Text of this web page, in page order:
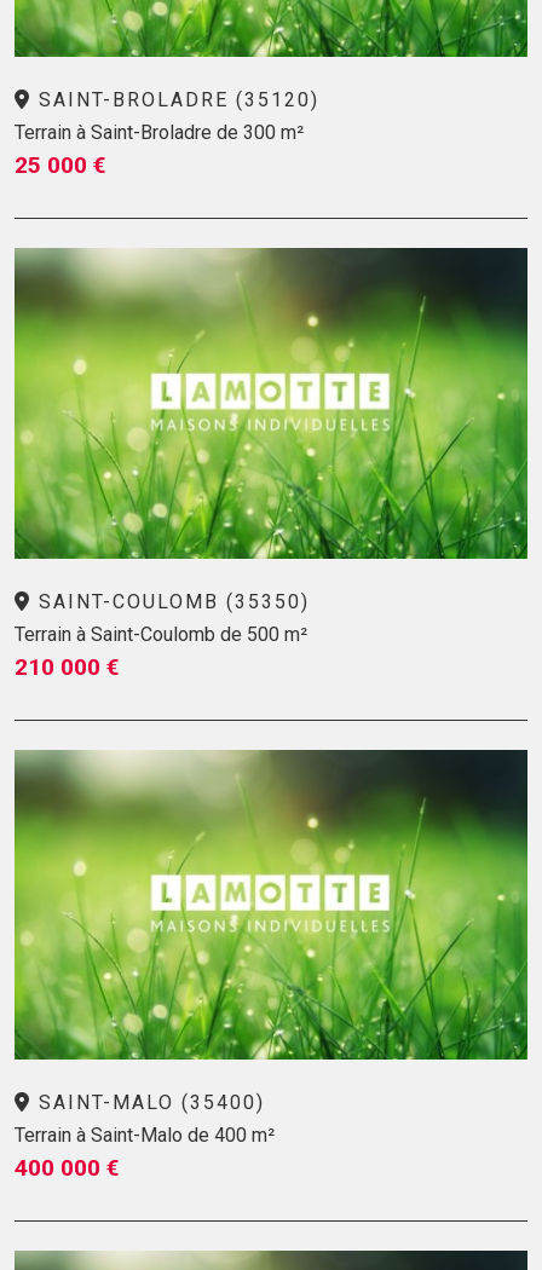
SAINT-BROLADRE (35120)
Terrain à Saint-Broladre de 300 m²
25 000 €
SAINT-COULOMB (35350)
Terrain à Saint-Coulomb de 500 m²
210 000 €
SAINT-MALO (35400)
Terrain à Saint-Malo de 400 m²
400 000 €